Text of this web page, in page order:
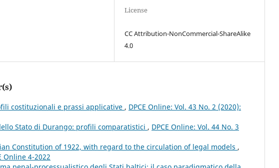
License
CC Attribution-NonCommercial-ShareAlike
4.0
costituzionali e prassi applicative , DPCE Online: Vol. 43 No. 2 (2020):
Stato di Durango: profili comparatistici , DPCE Online: Vol. 44 No. 3
Constitution of 1922, with regard to the circulation of legal models ,
Online 4-2022